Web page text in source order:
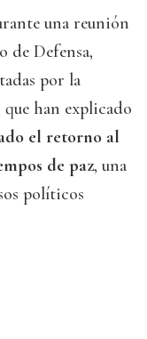
una reunión
de Defensa,
por la
han explicado
el retorno al
de paz, una
políticos